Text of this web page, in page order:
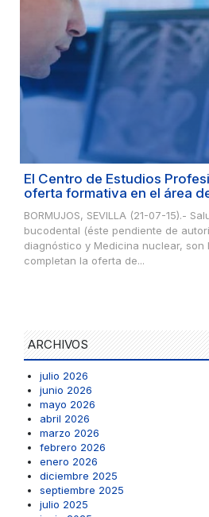
El Centro de Estudios
oferta formativa en el área
BORMUJOS, SEVILLA (21-07-15).-
bucodental (éste pendiente de
diagnóstico y Medicina nuclear, son
completan la oferta de...
ARCHIVOS
julio 2026
junio 2026
mayo 2026
abril 2026
marzo 2026
febrero 2026
enero 2026
diciembre 2025
septiembre 2025
julio 2025